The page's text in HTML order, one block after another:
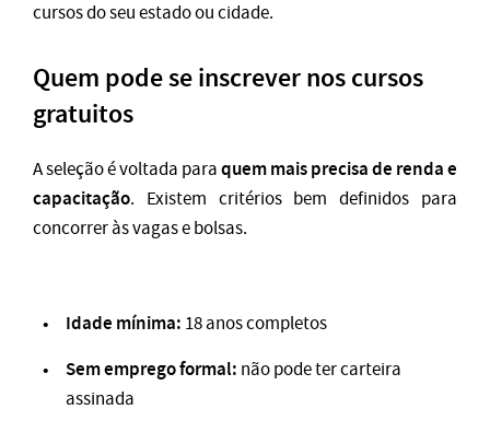
cursos do seu estado ou cidade.
Quem pode se inscrever nos cursos
gratuitos
A seleção é voltada paraquem mais precisa de renda e
capacitação. Existem critérios bem definidos para
concorrer às vagas e bolsas.
Idade mínima: 18 anos completos
Sem emprego formal: não pode ter carteira
assinada